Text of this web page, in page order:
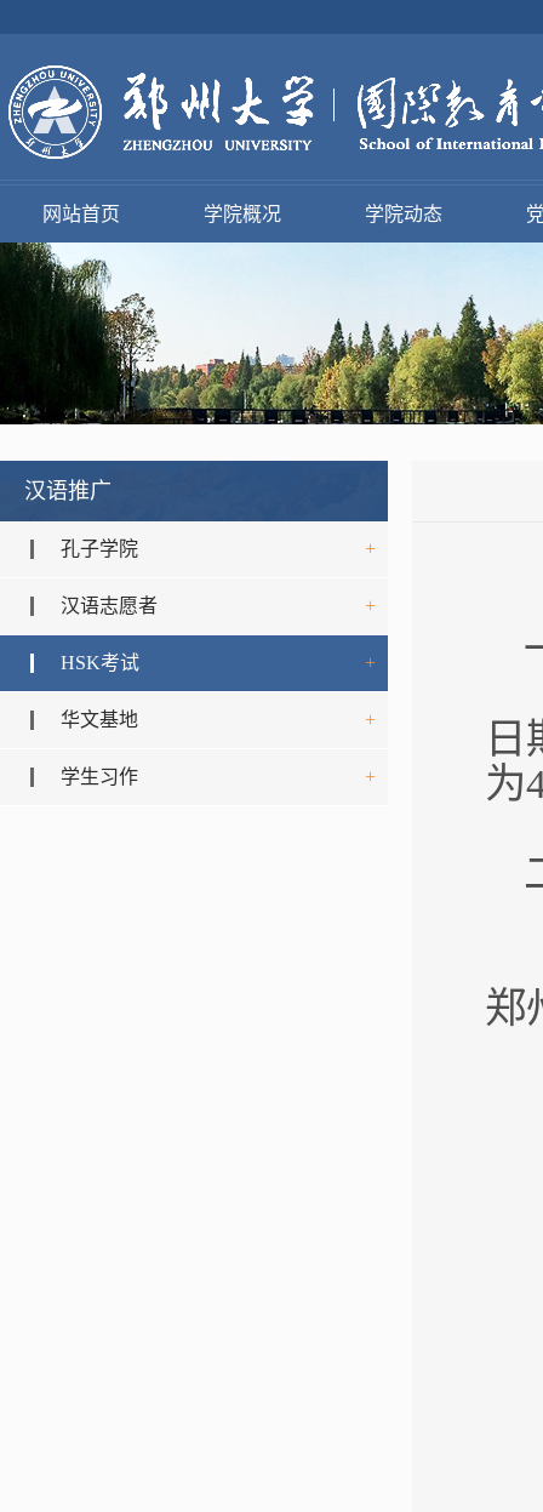
网站首页 学院概况 学院动态
汉语推广
孔子学院 +
汉语志愿者 +
HSK考试 +
华文基地 +
学生习作 +
日
为
郑